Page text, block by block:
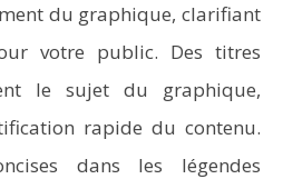
du graphique, clarifiant
votre public. Des titres
le sujet du graphique,
rapide du contenu.
dans les légendes